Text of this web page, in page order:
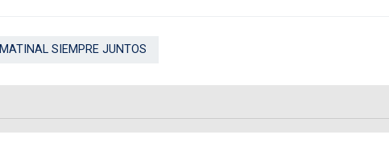
MATINAL SIEMPRE JUNTOS